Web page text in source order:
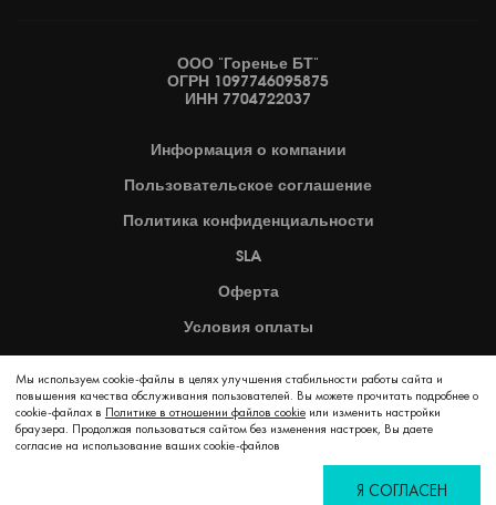
Мы используем cookie-файлы в целях улучшения стабильности работы сайта и
повышения качества обслуживания пользователей. Вы можете прочитать подробнее о
cookie-файлах в Политике в отношении файлов cookie или изменить настройки
браузера. Продолжая пользоваться сайтом без изменения настроек, Вы даете
согласие на использование ваших cookie-файлов
Я СОГЛАСЕН
ООО "Горенье БТ"
ОГРН 1097746095875
ИНН 7704722037
Информация о компании
Пользовательское соглашение
Политика конфиденциальности
SLA
Оферта
Условия оплаты
Карта сайта
2026 © Copyright Hisense